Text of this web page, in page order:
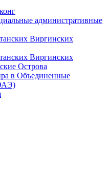
административные
Виргинских
Виргинских
Острова
в Объединенные